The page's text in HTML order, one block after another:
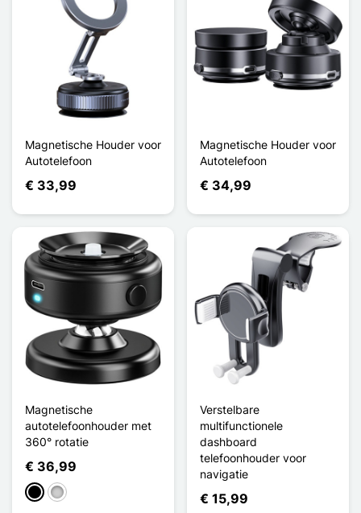
Magnetische Houder voor
Autotelefoon
€ 33,99
Magnetische Houder voor
Autotelefoon
€ 34,99
Magnetische
autotelefoonhouder met
360° rotatie
€ 36,99
ZwartZilver
Verstelbare
multifunctionele
dashboard
telefoonhouder voor
navigatie
€ 15,99